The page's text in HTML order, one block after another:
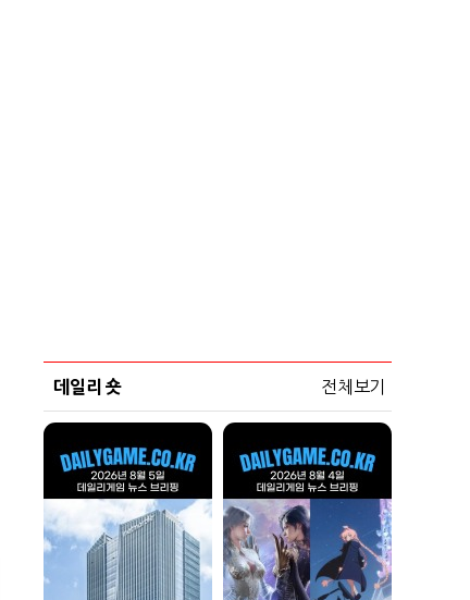
데일리 숏 전체보기